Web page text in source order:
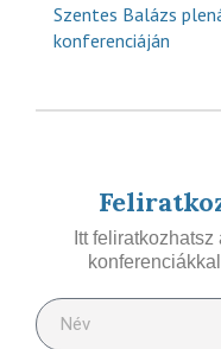
Szentes Balázs
konferenciáján
Itt